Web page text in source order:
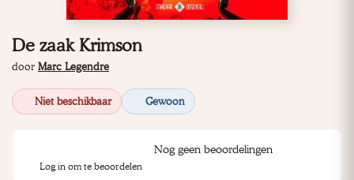
De zaak Krimson
door Marc Legendre
Niet beschikbaar Gewoon
Nog geen beoordelingen
Log in om te beoordelen